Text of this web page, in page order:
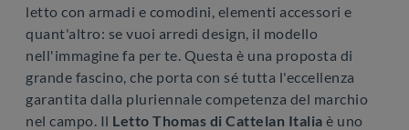
letto con armadi e comodini, elementi accessori e
quant'altro: se vuoi arredi design, il modello
nell'immagine fa per te. Questa è una proposta di
grande fascino, che porta con sé tutta l'eccellenza
garantita dalla pluriennale competenza del marchio
nel campo. Il Letto Thomas di Cattelan Italia è uno